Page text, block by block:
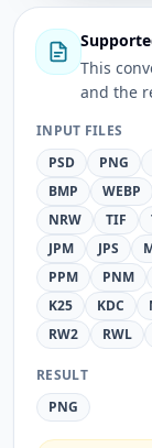
This
and the
INPUT FILES
PSD
PNG
BMP
WEBP
NRW
TIF
JPM
JPS
PPM
PNM
K25
KDC
RW2
RWL
RESULT
PNG